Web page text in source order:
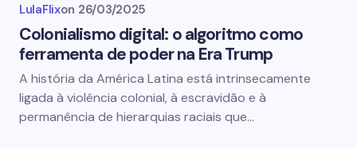
LulaFlixon 26/03/2025
Colonialismo digital: o algoritmo como
ferramenta de poder na Era Trump
A história da América Latina está intrinsecamente
ligada à violência colonial, à escravidão e à
permanência de hierarquias raciais que…